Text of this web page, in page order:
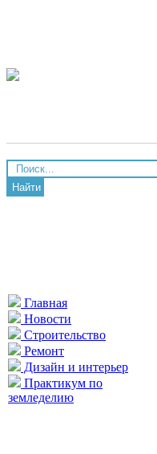
Найти
Главная
Новости
Строительство
Ремонт
Дизайн и интерьер
Практикум по
земледелию